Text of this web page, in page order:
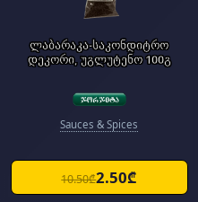
ლაბარაკა-საკონდიტრო
დეკორი, უგლუტენო 100გ
Sauces & Spices
10.50₾2.50₾